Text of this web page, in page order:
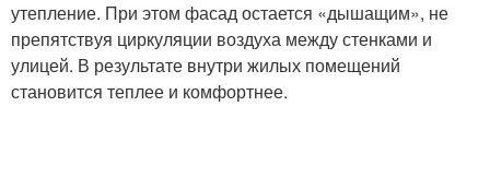
утепление. При этом фасад остается «дышащим», не
препятствуя циркуляции воздуха между стенками и
улицей. В результате внутри жилых помещений
становится теплее и комфортнее.